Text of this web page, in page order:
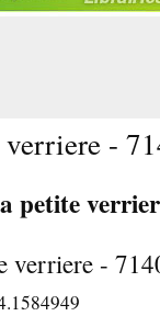
-
petite
verriere -